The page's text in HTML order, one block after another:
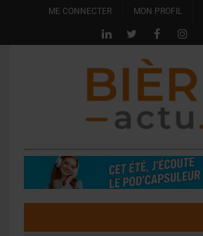
ME CONNECTER MON PROFIL